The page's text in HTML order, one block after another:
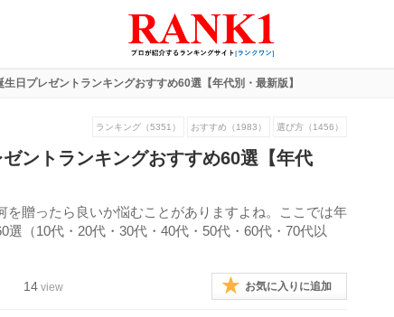
生日プレゼントランキングおすすめ60選【年代別・最新版】
ランキング（5351） おすすめ（1983） 選び方（1456）
ントランキングおすすめ60選【年代
贈ったら良いか悩むことがありますよね。ここでは年
（10代・20代・30代・40代・50代・60代・70代以
14 view お気に入りに追加